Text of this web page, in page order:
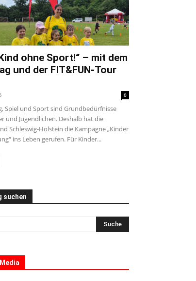
ohne Sport!“ – mit dem
und der FIT&FUN-Tour
0
Spiel und Sport sind Grundbedürfnisse
und Jugendlichen. Deshalb hat die
Schleswig-Holstein die Kampagne „Kinder
ins Leben gerufen. Für Kinder...
suchen